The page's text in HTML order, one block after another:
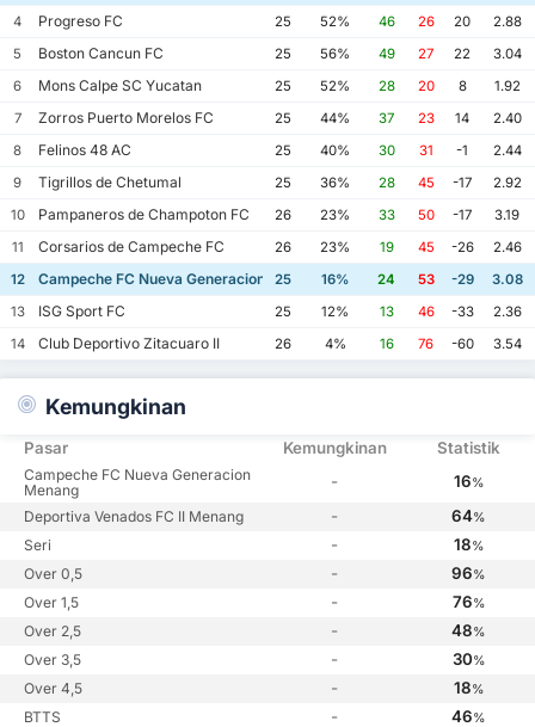
4
Progreso FC 25 52% 46 26 20
2.88
5
Boston Cancun FC 25 56% 49 27 22
3.04
6
Mons Calpe SC Yucatan 25 52% 28 20 8
1.92
7
Zorros Puerto Morelos FC 25 44% 37 23 14
2.40
8
Felinos 48 AC 25 40% 30 31 -1
2.44
9
Tigrillos de Chetumal 25 36% 28 45 -17
2.92
10
Pampaneros de Champoton FC 26 23% 33 50 -17
3.19
11
Corsarios de Campeche FC 26 23% 19 45 -26
2.46
12
Campeche FC Nueva Generacion 25 16% 24 53 -29
3.08
13
ISG Sport FC 25 12% 13 46 -33
2.36
14
Club Deportivo Zitacuaro II 26 4% 16 76 -60 3.54
Kemungkinan
Pasar Kemungkinan Statistik
Campeche FC Nueva Generacion
Menang
- 16%
Deportiva Venados FC II Menang - 64%
Seri - 18%
Over 0,5 - 96%
Over 1,5 - 76%
Over 2,5 - 48%
Over 3,5 - 30%
Over 4,5 - 18%
BTTS - 46%